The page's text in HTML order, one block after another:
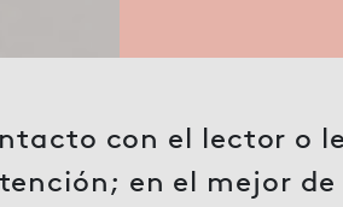
con el lector o
en el mejor de